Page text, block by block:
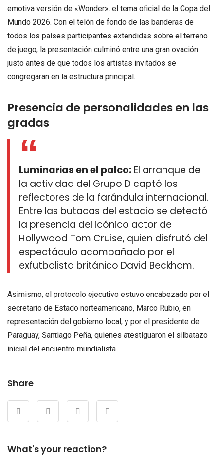
emotiva versión de «Wonder», el tema oficial de la Copa del
Mundo 2026. Con el telón de fondo de las banderas de
todos los países participantes extendidas sobre el terreno
de juego, la presentación culminó entre una gran ovación
justo antes de que todos los artistas invitados se
congregaran en la estructura principal.
Presencia de personalidades en las
gradas
Luminarias en el palco: El arranque de
la actividad del Grupo D captó los
reflectores de la farándula internacional.
Entre las butacas del estadio se detectó
la presencia del icónico actor de
Hollywood Tom Cruise, quien disfrutó del
espectáculo acompañado por el
exfutbolista británico David Beckham.
Asimismo, el protocolo ejecutivo estuvo encabezado por el
secretario de Estado norteamericano, Marco Rubio, en
representación del gobierno local, y por el presidente de
Paraguay, Santiago Peña, quienes atestiguaron el silbatazo
inicial del encuentro mundialista.
Share
What's your reaction?